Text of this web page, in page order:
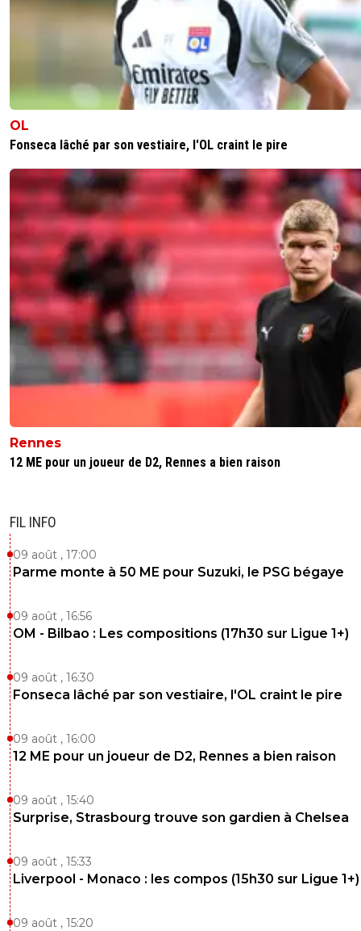
OL
Fonseca lâché par son vestiaire, l'OL craint le pire
Rennes
12 ME pour un joueur de D2, Rennes a bien raison
FIL INFO
09 août , 17:00
Parme monte à 50 ME pour Suzuki, le PSG bégaye
09 août , 16:56
OM - Bilbao : Les compositions (17h30 sur Ligue 1+)
09 août , 16:30
Fonseca lâché par son vestiaire, l'OL craint le pire
09 août , 16:00
12 ME pour un joueur de D2, Rennes a bien raison
09 août , 15:40
Surprise, Strasbourg trouve son gardien à Chelsea
09 août , 15:33
Liverpool - Monaco : les compos (15h30 sur Ligue 1+)
09 août , 15:20